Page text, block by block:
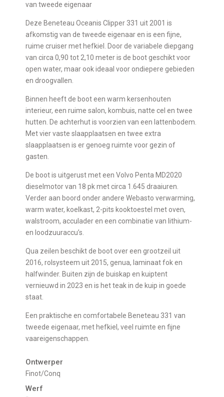
van tweede eigenaar
Deze Beneteau Oceanis Clipper 331 uit 2001 is
afkomstig van de tweede eigenaar en is een fijne,
ruime cruiser met hefkiel. Door de variabele diepgang
van circa 0,90 tot 2,10 meter is de boot geschikt voor
open water, maar ook ideaal voor ondiepere gebieden
en droogvallen.
Binnen heeft de boot een warm kersenhouten
interieur, een ruime salon, kombuis, natte cel en twee
hutten. De achterhut is voorzien van een lattenbodem.
Met vier vaste slaapplaatsen en twee extra
slaapplaatsen is er genoeg ruimte voor gezin of
gasten.
De boot is uitgerust met een Volvo Penta MD2020
dieselmotor van 18 pk met circa 1.645 draaiuren.
Verder aan boord onder andere Webasto verwarming,
warm water, koelkast, 2-pits kooktoestel met oven,
walstroom, acculader en een combinatie van lithium-
en loodzuuraccu’s.
Qua zeilen beschikt de boot over een grootzeil uit
2016, rolsysteem uit 2015, genua, laminaat fok en
halfwinder. Buiten zijn de buiskap en kuiptent
vernieuwd in 2023 en is het teak in de kuip in goede
staat.
Een praktische en comfortabele Beneteau 331 van
tweede eigenaar, met hefkiel, veel ruimte en fijne
vaareigenschappen.
Ontwerper
Finot/Conq
Werf